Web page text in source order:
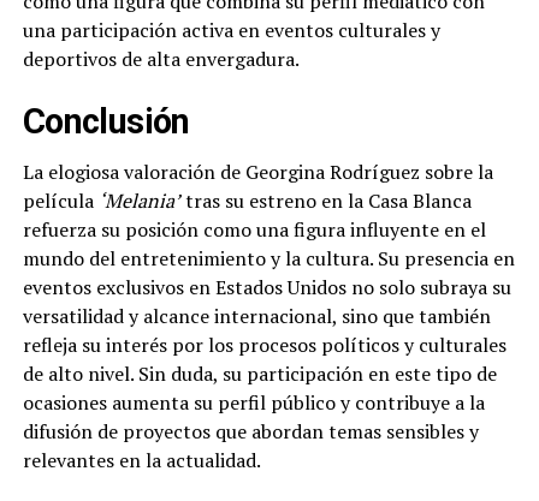
una participación activa en eventos culturales y
deportivos de alta envergadura.
Conclusión
La elogiosa valoración de Georgina Rodríguez sobre la
película ‘Melania’tras su estreno en la Casa Blanca
refuerza su posición como una figura influyente en el
mundo del entretenimiento y la cultura. Su presencia en
eventos exclusivos en Estados Unidos no solo subraya su
versatilidad y alcance internacional, sino que también
refleja su interés por los procesos políticos y culturales
de alto nivel. Sin duda, su participación en este tipo de
ocasiones aumenta su perfil público y contribuye a la
difusión de proyectos que abordan temas sensibles y
relevantes en la actualidad.